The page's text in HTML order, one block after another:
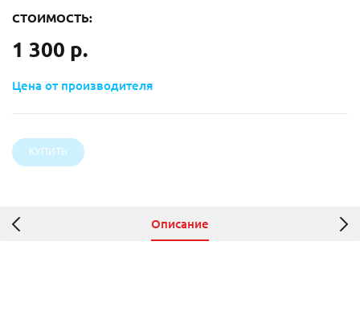
СТОИМОСТЬ:
1 300 р.
Цена от производителя
Описание